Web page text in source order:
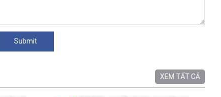
XEM TẤT CẢ